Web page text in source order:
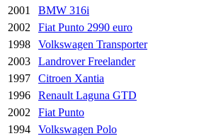
2001
BMW 316i
2002
Fiat Punto 2990 euro
1998
Volkswagen Transporter
2003
Landrover Freelander
1997
Citroen Xantia
1996
Renault Laguna GTD
2002
Fiat Punto
1994
Volkswagen Polo